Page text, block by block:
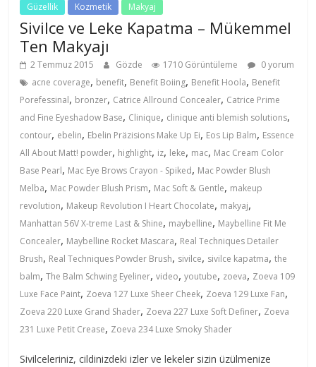
Güzellik Kozmetik Makyaj
Sivilce ve Leke Kapatma – Mükemmel
Ten Makyajı
2 Temmuz 2015 Gözde 1710 Görüntüleme
0 yorum
acne coverage, benefit, Benefit Boiing, Benefit Hoola, Benefit
Porefessinal, bronzer, Catrice Allround Concealer, Catrice Prime
and Fine Eyeshadow Base, Clinique, clinique anti blemish solutions,
contour, ebelin, Ebelin Präzisions Make Up Ei, Eos Lip Balm, Essence
All About Matt! powder, highlight, iz, leke, mac, Mac Cream Color
Base Pearl, Mac Eye Brows Crayon - Spiked, Mac Powder Blush
Melba, Mac Powder Blush Prism, Mac Soft & Gentle, makeup
revolution, Makeup Revolution I Heart Chocolate, makyaj,
Manhattan 56V X-treme Last & Shine, maybelline, Maybelline Fit Me
Concealer, Maybelline Rocket Mascara, Real Techniques Detailer
Brush, Real Techniques Powder Brush, sivilce, sivilce kapatma,the
balm,The Balm Schwing Eyeliner,video,youtube, zoeva, Zoeva 109
Luxe Face Paint, Zoeva 127 Luxe Sheer Cheek, Zoeva 129 Luxe Fan,
Zoeva 220 Luxe Grand Shader, Zoeva 227 Luxe Soft Definer, Zoeva
231 Luxe Petit Crease, Zoeva 234 Luxe Smoky Shader
Sivilceleriniz, cildinizdeki izler ve lekeler sizin üzülmenize